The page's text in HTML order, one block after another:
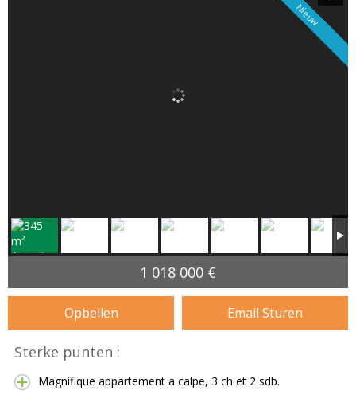
Nieuw
1 018 000 €
Opbellen Email Sturen
Sterke punten :
Magnifique appartement a calpe, 3 ch et 2 sdb.